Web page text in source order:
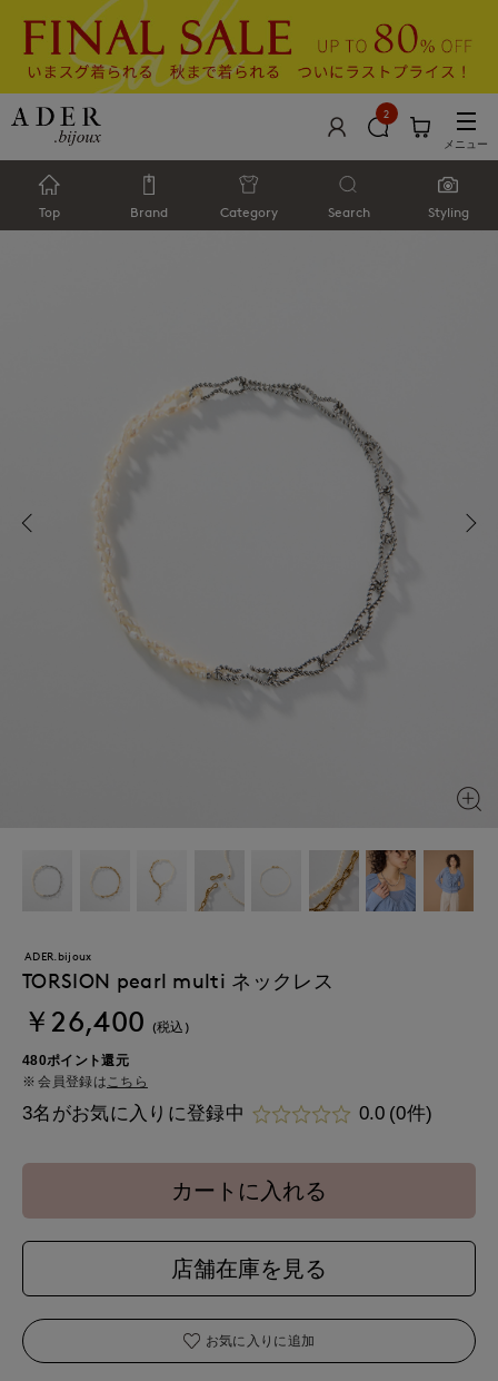
2
メニュー
Top Brand Category Search Styling
ADER.bijoux
TORSION pearl multi ネックレス
￥26,400 (税込)
480ポイント還元
会員登録は こちら
3名がお気に入りに登録中 0.0 (0件)
カートに入れる
店舗在庫を見る
お気に入りに追加